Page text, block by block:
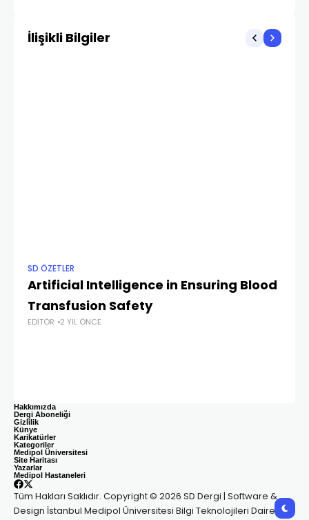
Projections
İlişikli Bilgiler
SD ÖZETLER
Artificial Intelligence in Ensuring Blood
Transfusion Safety
EDITÖR 2 YIL ÖNCE
Hakkımızda
Dergi Aboneliği
Gizlilik
Künye
Karikatürler
Kategoriler
Medipol Üniversitesi
Site Haritası
Yazarlar
Medipol Hastaneleri
Tüm Hakları Saklıdır. Copyright © 2026 SD Dergi | Software &
Design İstanbul Medipol Üniversitesi Bilgi Teknolojileri Daire